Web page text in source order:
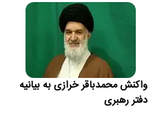
واکنش محمدباقر خرازی به بیانیه
دفتر رهبری